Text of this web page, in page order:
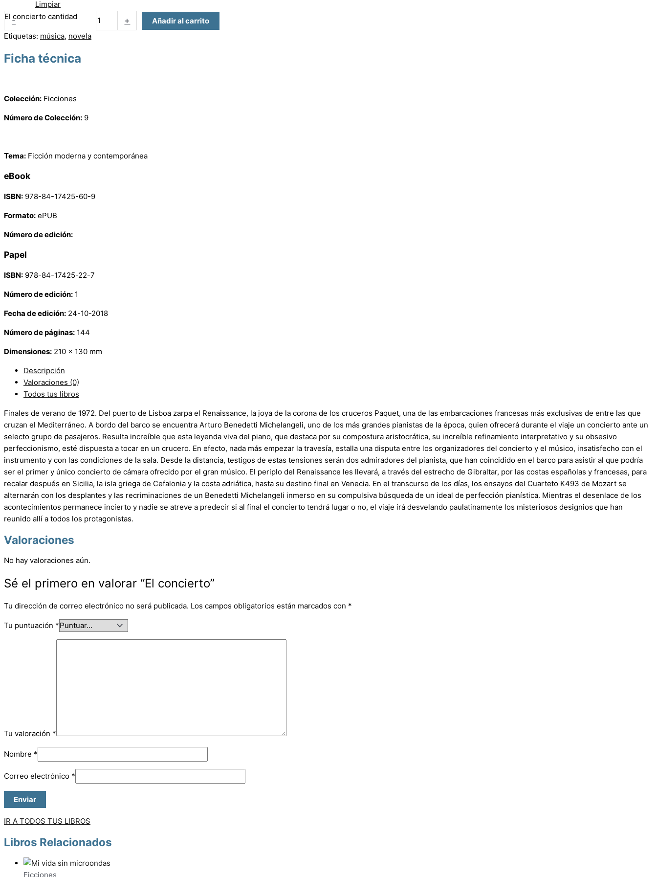
Limpiar
-
El concierto cantidad +
Añadir al carrito
Etiquetas: música, novela
Ficha técnica
Colección: Ficciones
Número de Colección: 9
Tema: Ficción moderna y contemporánea
eBook
ISBN: 978-84-17425-60-9
Formato: ePUB
Número de edición:
Papel
ISBN: 978-84-17425-22-7
Número de edición: 1
Fecha de edición: 24-10-2018
Número de páginas: 144
Dimensiones: 210 x 130 mm
Descripción
Valoraciones (0)
Todos tus libros
Finales de verano de 1972. Del puerto de Lisboa zarpa el Renaissance, la joya de la corona de los cruceros Paquet, una de las embarcaciones francesas más exclusivas de entre las que
cruzan el Mediterráneo. A bordo del barco se encuentra Arturo Benedetti Michelangeli, uno de los más grandes pianistas de la época, quien ofrecerá durante el viaje un concierto ante un
selecto grupo de pasajeros. Resulta increíble que esta leyenda viva del piano, que destaca por su compostura aristocrática, su increíble refinamiento interpretativo y su obsesivo
perfeccionismo, esté dispuesta a tocar en un crucero. En efecto, nada más empezar la travesía, estalla una disputa entre los organizadores del concierto y el músico, insatisfecho con el
instrumento y con las condiciones de la sala. Desde la distancia, testigos de estas tensiones serán dos admiradores del pianista, que han coincidido en el barco para asistir al que podría
ser el primer y único concierto de cámara ofrecido por el gran músico. El periplo del Renaissance les llevará, a través del estrecho de Gibraltar, por las costas españolas y francesas, para
recalar después en Sicilia, la isla griega de Cefalonia y la costa adriática, hasta su destino final en Venecia. En el transcurso de los días, los ensayos del Cuarteto K493 de Mozart se
alternarán con los desplantes y las recriminaciones de un Benedetti Michelangeli inmerso en su compulsiva búsqueda de un ideal de perfección pianística. Mientras el desenlace de los
acontecimientos permanece incierto y nadie se atreve a predecir si al final el concierto tendrá lugar o no, el viaje irá desvelando paulatinamente los misteriosos designios que han
reunido allí a todos los protagonistas.
Valoraciones
No hay valoraciones aún.
Sé el primero en valorar “El concierto”
Tu dirección de correo electrónico no será publicada. Los campos obligatorios están marcados con *
Tu puntuación *
Tu valoración *
Nombre *
Correo electrónico *
IR A TODOS TUS LIBROS
Libros Relacionados
Ficciones